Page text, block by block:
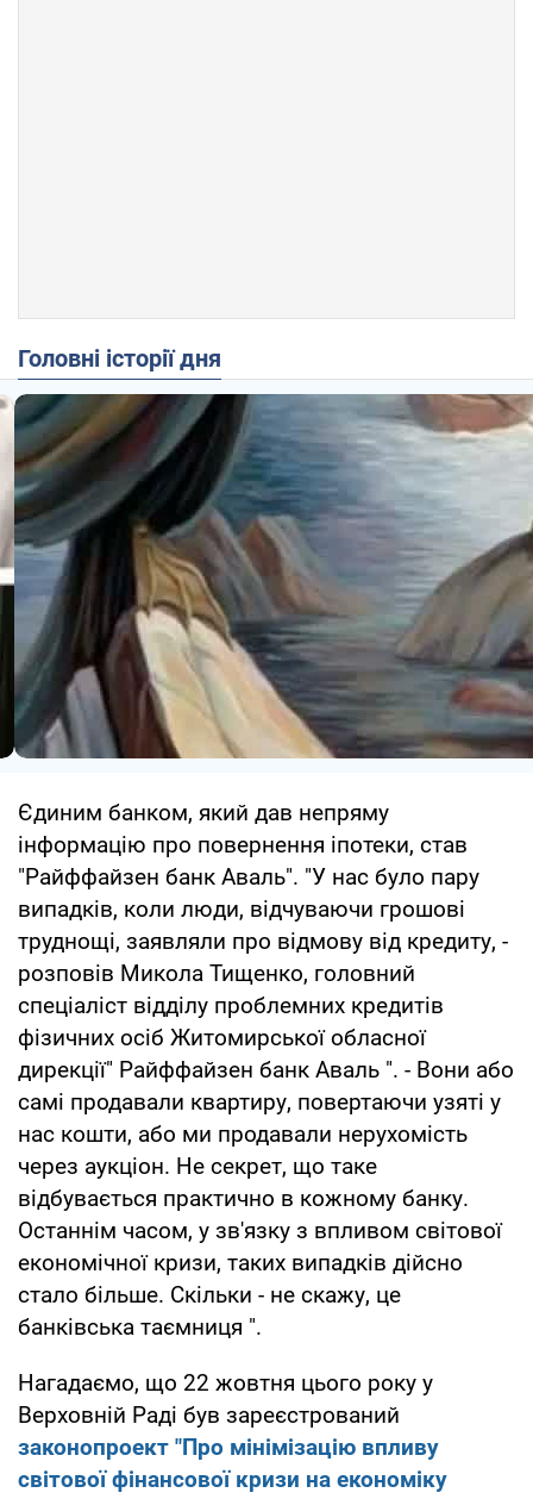
Головні історії дня
Єдиним банком, який дав непряму
інформацію про повернення іпотеки, став
"Райффайзен банк Аваль". "У нас було пару
випадків, коли люди, відчуваючи грошові
труднощі, заявляли про відмову від кредиту, -
розповів Микола Тищенко, головний
спеціаліст відділу проблемних кредитів
фізичних осіб Житомирської обласної
дирекції" Райффайзен банк Аваль ". - Вони або
самі продавали квартиру, повертаючи узяті у
нас кошти, або ми продавали нерухомість
через аукціон. Не секрет, що таке
відбувається практично в кожному банку.
Останнім часом, у зв'язку з впливом світової
економічної кризи, таких випадків дійсно
стало більше. Скільки - не скажу, це
банківська таємниця ".
Нагадаємо, що 22 жовтня цього року у
Верховній Раді був зареєстрований
законопроект "Про мінімізацію впливу
світової фінансової кризи на економіку